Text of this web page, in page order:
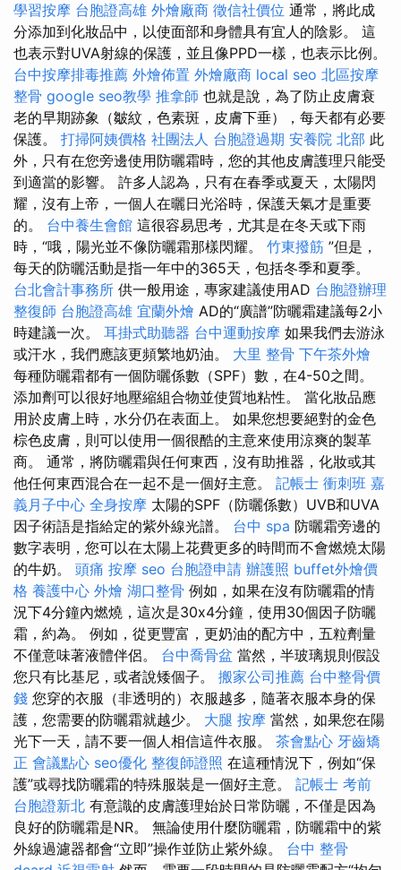
學習按摩 台胞證高雄 外燴廠商 徵信社價位 通常，將此成
分添加到化妝品中，以使面部和身體具有宜人的陰影。 這
也表示對UVA射線的保護，並且像PPD一樣，也表示比例。
台中按摩排毒推薦 外燴佈置 外燴廠商 local seo 北區按摩
整骨 google seo教學 推拿師 也就是說，為了防止皮膚衰
老的早期跡象（皺紋，色素斑，皮膚下垂），每天都有必要
保護。 打掃阿姨價格 社團法人 台胞證過期 安養院 北部 此
外，只有在您旁邊使用防曬霜時，您的其他皮膚護理只能受
到適當的影響。 許多人認為，只有在春季或夏天，太陽閃
耀，沒有上帝，一個人在曬日光浴時，保護天氣才是重要
的。 台中養生會館 這很容易思考，尤其是在冬天或下雨
時，“哦，陽光並不像防曬霜那樣閃耀。 竹東撥筋 ”但是，
每天的防曬活動是指一年中的365天，包括冬季和夏季。
台北會計事務所 供一般用途，專家建議使用AD 台胞證辦理
整復師 台胞證高雄 宜蘭外燴 AD的“廣譜”防曬霜建議每2小
時建議一次。 耳掛式助聽器 台中運動按摩 如果我們去游泳
或汗水，我們應該更頻繁地奶油。 大里 整骨 下午茶外燴
每種防曬霜都有一個防曬係數（SPF）數，在4-50之間。
添加劑可以很好地壓縮組合物並使質地粘性。 當化妝品應
用於皮膚上時，水分仍在表面上。 如果您想要絕對的金色
棕色皮膚，則可以使用一個很酷的主意來使用涼爽的製革
商。 通常，將防曬霜與任何東西，沒有助推器，化妝或其
他任何東西混合在一起不是一個好主意。 記帳士 衝刺班 嘉
義月子中心 全身按摩 太陽的SPF（防曬係數）UVB和UVA
因子術語是指給定的紫外線光譜。 台中 spa 防曬霜旁邊的
數字表明，您可以在太陽上花費更多的時間而不會燃燒太陽
的牛奶。 頭痛 按摩 seo 台胞證申請 辦護照 buffet外燴價
格 養護中心 外燴 湖口整骨 例如，如果在沒有防曬霜的情
況下4分鐘內燃燒，這次是30x4分鐘，使用30個因子防曬
霜，約為。 例如，從更豐富，更奶油的配方中，五粒劑量
不僅意味著液體伴侶。 台中喬骨盆 當然，半玻璃規則假設
您只有比基尼，或者說矮個子。 搬家公司推薦 台中整骨價
錢 您穿的衣服（非透明的）衣服越多，隨著衣服本身的保
護，您需要的防曬霜就越少。 大腿 按摩 當然，如果您在陽
光下一天，請不要一個人相信這件衣服。 茶會點心 牙齒矯
正 會議點心 seo優化 整復師證照 在這種情況下，例如“保
護”或尋找防曬霜的特殊服裝是一個好主意。 記帳士 考前
台胞證新北 有意識的皮膚護理始於日常防曬，不僅是因為
良好的防曬霜是NR。 無論使用什麼防曬霜，防曬霜中的紫
外線過濾器都會“立即”操作並防止紫外線。 台中 整骨